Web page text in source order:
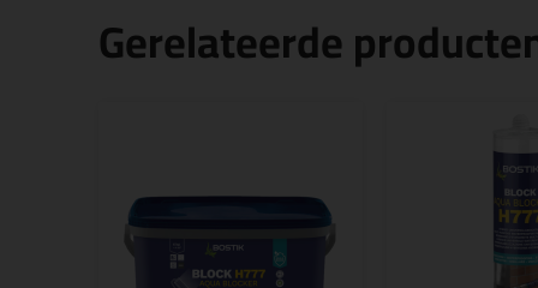
Gerelateerde